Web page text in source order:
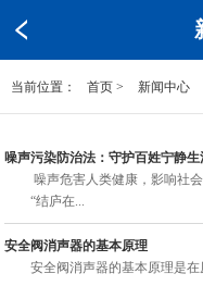
当前位置： 首页 > 新闻中心
噪声污染防治法：守护百姓宁静生
噪声危害人类健康，影响社会
“结庐在...
安全阀消声器的基本原理
安全阀消声器的基本原理是在